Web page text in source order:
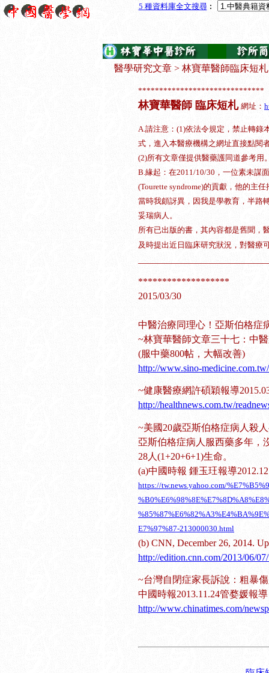
5 種資料庫全文搜尋︰
醫學研究文章 > 林寶華醫師臨床短札
******************************
林寶華醫師 臨床短札 網址：
A.請注意：(1)依法令規定，禁止轉錄
式，進入本醫療機構之網址直接點閱
(2)所有文章僅提供醫藥護同道參考用
B.緣起：在2011/10/30，一位素未謀
(Tourette syndrome)的貢獻，他的主
當時我頗訝異，因我是學教育，半路
妥瑞病人。
所有已出版的書，其內容都是舊聞，
及時提出近日臨床研究狀況，對醫療
*******************
2015/03/30
中醫治療同理心！亞斯伯格症
~林寶華醫師文章三十七：中
(服中藥800帖，大幅改善)
http://www.sino-
~健康醫療網許碩穎報導
http://healthnews.com.tw/
~美國20歲亞斯伯格症病人殺
亞斯伯格症病人服西藥多年，
28人(1+20+6+1)生命。
(a)中國時報 鍾玉玨報導
https://tw.news.yahoo.com/
E7%97%87-213000030.html
(b) CNN, December 26, 2014.
http://edition.cnn.com/2013/06/
~台灣自閉症家長訴說：粗暴
中國時報2013.11.24管婺媛報
http://www.chinatimes.com/